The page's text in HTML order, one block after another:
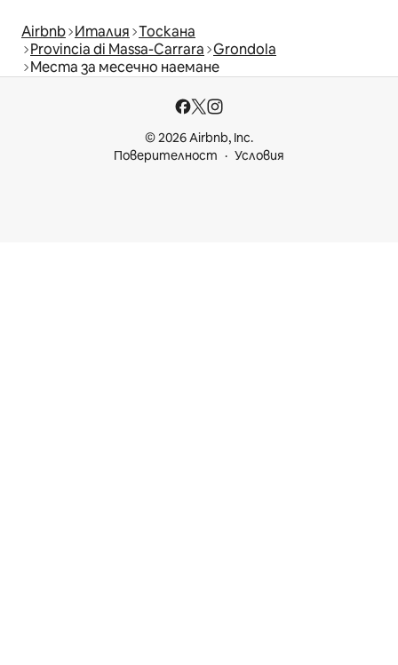
Airbnb Италия Тоскана
Provincia di Massa-Carrara Grondola
Места за месечно наемане
© 2026 Airbnb, Inc.
Поверителност
Условия